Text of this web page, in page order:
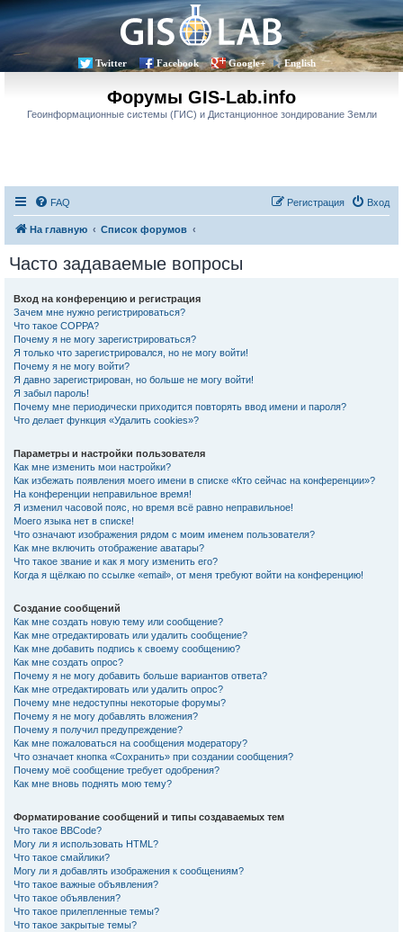
Twitter Facebook Google+ English
Форумы GIS-Lab.info
Геоинформационные системы (ГИС) и Дистанционное зондирование Земли
FAQ Вход
Регистрация
На главную Список форумов
Часто задаваемые вопросы
Вход на конференцию и регистрация
Зачем мне нужно регистрироваться?
Что такое COPPA?
Почему я не могу зарегистрироваться?
Я только что зарегистрировался, но не могу войти!
Почему я не могу войти?
Я давно зарегистрирован, но больше не могу войти!
Я забыл пароль!
Почему мне периодически приходится повторять ввод имени и пароля?
Что делает функция «Удалить cookies»?
Параметры и настройки пользователя
Как мне изменить мои настройки?
Как избежать появления моего имени в списке «Кто сейчас на конференции»?
На конференции неправильное время!
Я изменил часовой пояс, но время всё равно неправильное!
Моего языка нет в списке!
Что означают изображения рядом с моим именем пользователя?
Как мне включить отображение аватары?
Что такое звание и как я могу изменить его?
Когда я щёлкаю по ссылке «email», от меня требуют войти на конференцию!
Создание сообщений
Как мне создать новую тему или сообщение?
Как мне отредактировать или удалить сообщение?
Как мне добавить подпись к своему сообщению?
Как мне создать опрос?
Почему я не могу добавить больше вариантов ответа?
Как мне отредактировать или удалить опрос?
Почему мне недоступны некоторые форумы?
Почему я не могу добавлять вложения?
Почему я получил предупреждение?
Как мне пожаловаться на сообщения модератору?
Что означает кнопка «Сохранить» при создании сообщения?
Почему моё сообщение требует одобрения?
Как мне вновь поднять мою тему?
Форматирование сообщений и типы создаваемых тем
Что такое BBCode?
Могу ли я использовать HTML?
Что такое смайлики?
Могу ли я добавлять изображения к сообщениям?
Что такое важные объявления?
Что такое объявления?
Что такое прилепленные темы?
Что такое закрытые темы?